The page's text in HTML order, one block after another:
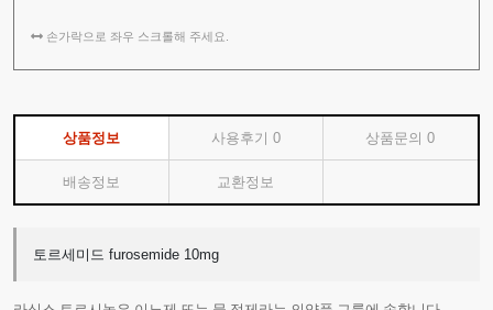
손가락으로 좌우 스크롤해 주세요.
상품정보 사용후기 0 상품문의0
배송정보 교환정보
토르세미드 furosemide 10mg